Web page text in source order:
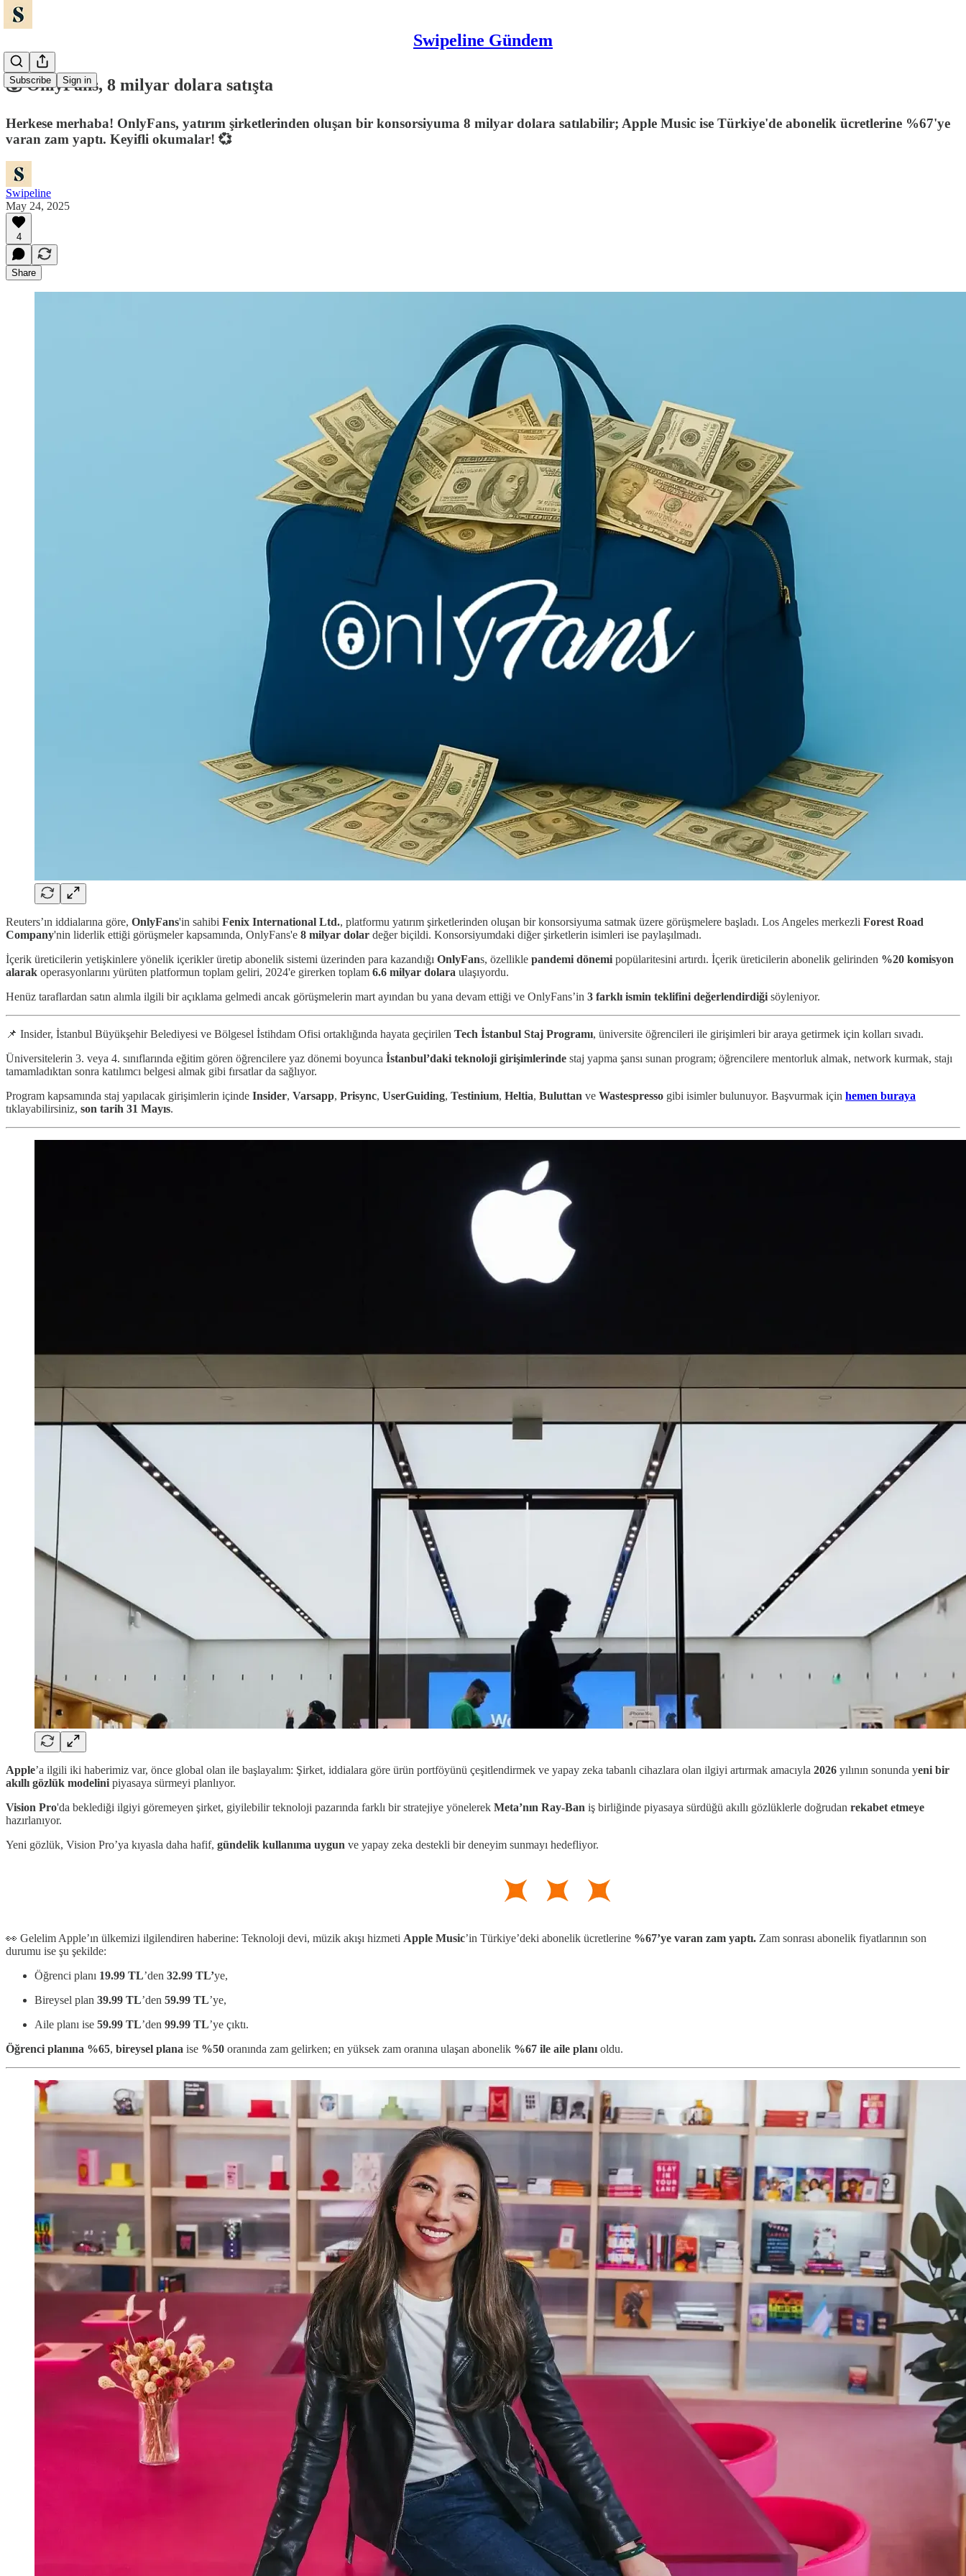
Swipeline Gündem
Subscribe Sign in
💰 OnlyFans, 8 milyar dolara satışta
Herkese merhaba! OnlyFans, yatırım şirketlerinden oluşan bir konsorsiyuma 8 milyar dolara satılabilir; Apple Music ise Türkiye'de abonelik ücretlerine %67'ye
varan zam yaptı. Keyifli okumalar! 💞
Swipeline
May 24, 2025
4
Share
Reuters’ın iddialarına göre, OnlyFans'in sahibi Fenix International Ltd., platformu yatırım şirketlerinden oluşan bir konsorsiyuma satmak üzere görüşmelere başladı. Los Angeles merkezli Forest Road
Company'nin liderlik ettiği görüşmeler kapsamında, OnlyFans'e 8 milyar dolar değer biçildi. Konsorsiyumdaki diğer şirketlerin isimleri ise paylaşılmadı.
İçerik üreticilerin yetişkinlere yönelik içerikler üretip abonelik sistemi üzerinden para kazandığı OnlyFans, özellikle pandemi dönemi popülaritesini artırdı. İçerik üreticilerin abonelik gelirinden %20 komisyon
alarak operasyonlarını yürüten platformun toplam geliri, 2024'e girerken toplam 6.6 milyar dolara ulaşıyordu.
Henüz taraflardan satın alımla ilgili bir açıklama gelmedi ancak görüşmelerin mart ayından bu yana devam ettiği ve OnlyFans’in 3 farklı ismin teklifini değerlendirdiği söyleniyor.
📌 Insider, İstanbul Büyükşehir Belediyesi ve Bölgesel İstihdam Ofisi ortaklığında hayata geçirilen Tech İstanbul Staj Programı, üniversite öğrencileri ile girişimleri bir araya getirmek için kolları sıvadı.
Üniversitelerin 3. veya 4. sınıflarında eğitim gören öğrencilere yaz dönemi boyunca İstanbul’daki teknoloji girişimlerinde staj yapma şansı sunan program; öğrencilere mentorluk almak, network kurmak, stajı
tamamladıktan sonra katılımcı belgesi almak gibi fırsatlar da sağlıyor.
Program kapsamında staj yapılacak girişimlerin içinde Insider, Varsapp, Prisync, UserGuiding, Testinium, Heltia, Buluttan ve Wastespresso gibi isimler bulunuyor. Başvurmak için hemen buraya
tıklayabilirsiniz, son tarih 31 Mayıs.
Apple’a ilgili iki haberimiz var, önce global olan ile başlayalım: Şirket, iddialara göre ürün portföyünü çeşitlendirmek ve yapay zeka tabanlı cihazlara olan ilgiyi artırmak amacıyla 2026 yılının sonunda yeni bir
akıllı gözlük modelini piyasaya sürmeyi planlıyor.
Vision Pro'da beklediği ilgiyi göremeyen şirket, giyilebilir teknoloji pazarında farklı bir stratejiye yönelerek Meta’nın Ray-Ban iş birliğinde piyasaya sürdüğü akıllı gözlüklerle doğrudan rekabet etmeye
hazırlanıyor.
Yeni gözlük, Vision Pro’ya kıyasla daha hafif, gündelik kullanıma uygun ve yapay zeka destekli bir deneyim sunmayı hedefliyor.
👀 Gelelim Apple’ın ülkemizi ilgilendiren haberine: Teknoloji devi, müzik akışı hizmeti Apple Music’in Türkiye’deki abonelik ücretlerine %67’ye varan zam yaptı. Zam sonrası abonelik fiyatlarının son
durumu ise şu şekilde:
Öğrenci planı 19.99 TL’den 32.99 TL’ye,
Bireysel plan 39.99 TL’den 59.99 TL’ye,
Aile planı ise 59.99 TL’den 99.99 TL’ye çıktı.
Öğrenci planına %65, bireysel plana ise %50 oranında zam gelirken; en yüksek zam oranına ulaşan abonelik %67 ile aile planı oldu.